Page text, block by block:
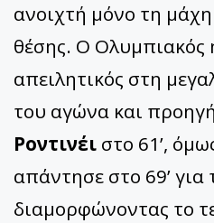
ανοιχτή μόνο τη
θέσης. Ο Ολυμπιακός
απειλητικός στη
του αγώνα και
Ροντινέι στο 61’,
απάντησε στο 69’
διαμορφώνοντας το